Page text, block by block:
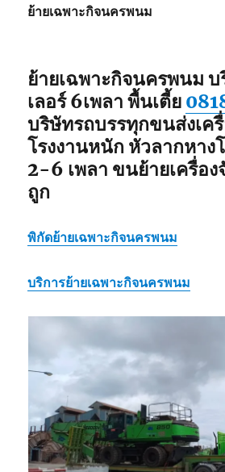
ย้ายเฉพาะกิจนครพนม
ย้ายเฉพาะกิจนครพนม บ
เลอร์ 6เพลา พื้นเตี้ย
บริษัทรถบรรทุกขนส่งเค
โรงงานหนัก หัวลากหาง
2-6 เพลา ขนย้ายเครื่อง
ถูก
พิกัดย้ายเฉพาะกิจนครพนม
บริการย้ายเฉพาะกิจนครพนม